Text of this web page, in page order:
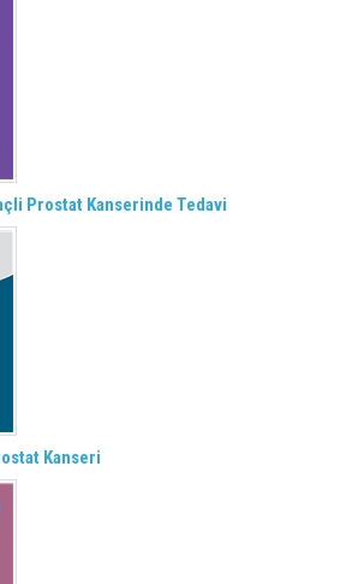
Prostat Kanserinde Tedavi
Kanseri